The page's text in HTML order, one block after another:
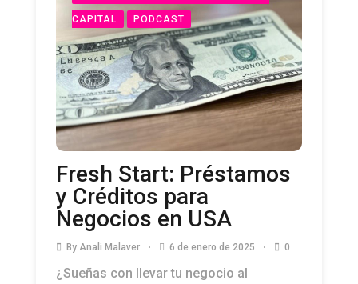
CAPITAL PODCAST
Fresh Start: Préstamos
y Créditos para
Negocios en USA
By Anali Malaver 6 de enero de 2025 0
¿Sueñas con llevar tu negocio al